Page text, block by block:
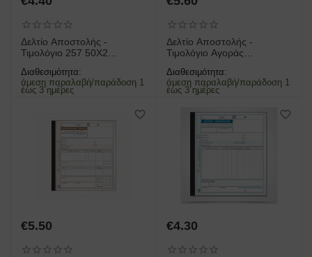
Δελτίο Αποστολής -
Τιμολόγιο 257 50X2
Διαθεσιμότητα:
άμεση παραλαβή/παράδοση 1
έως 3 ημέρες
Δελτίο Αποστολής -
Τιμολόγιο Αγοράς
50X3 19X20cm
Διαθεσιμότητα:
άμεση παραλαβή/παράδοση 1
έως 3 ημέρες
€5.50 €4.30